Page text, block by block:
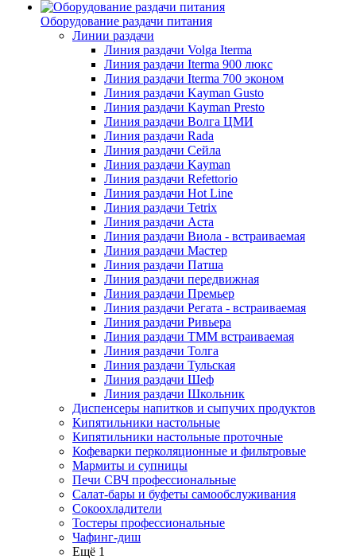
Оборудование раздачи питания
Линии раздачи
Линия раздачи Volga Iterma
Линия раздачи Iterma 900 люкс
Линия раздачи Iterma 700 эконом
Линия раздачи Kayman Gusto
Линия раздачи Kayman Presto
Линия раздачи Волга ЦМИ
Линия раздачи Rada
Линия раздачи Сейла
Линия раздачи Kayman
Линия раздачи Refettorio
Линия раздачи Hot Line
Линия раздачи Tetrix
Линия раздачи Аста
Линия раздачи Виола - встраиваемая
Линия раздачи Мастер
Линия раздачи Патша
Линия раздачи передвижная
Линия раздачи Премьер
Линия раздачи Регата - встраиваемая
Линия раздачи Ривьера
Линия раздачи ТММ встраиваемая
Линия раздачи Толга
Линия раздачи Тульская
Линия раздачи Шеф
Линия раздачи Школьник
Диспенсеры напитков и сыпучих продуктов
Кипятильники настольные
Кипятильники настольные проточные
Кофеварки перколяционные и фильтровые
Мармиты и супницы
Печи СВЧ профессиональные
Салат-бары и буфеты самообслуживания
Сокоохладители
Тостеры профессиональные
Чафинг-диш
Ещё 1